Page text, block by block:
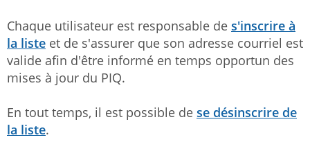
Chaque utilisateur est responsable de s'inscrire à
la liste et de s'assurer que son adresse courriel est
valide afin d'être informé en temps opportun des
mises à jour du PIQ.
En tout temps, il est possible de se désinscrire de
la liste.